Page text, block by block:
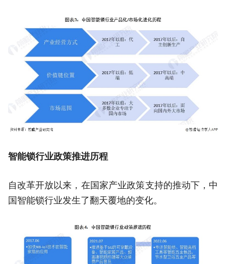
智能锁行业政策推进历程
自改革开放以来，在国家产业政策支持的推动下，中
国智能锁行业发生了翻天覆地的变化。